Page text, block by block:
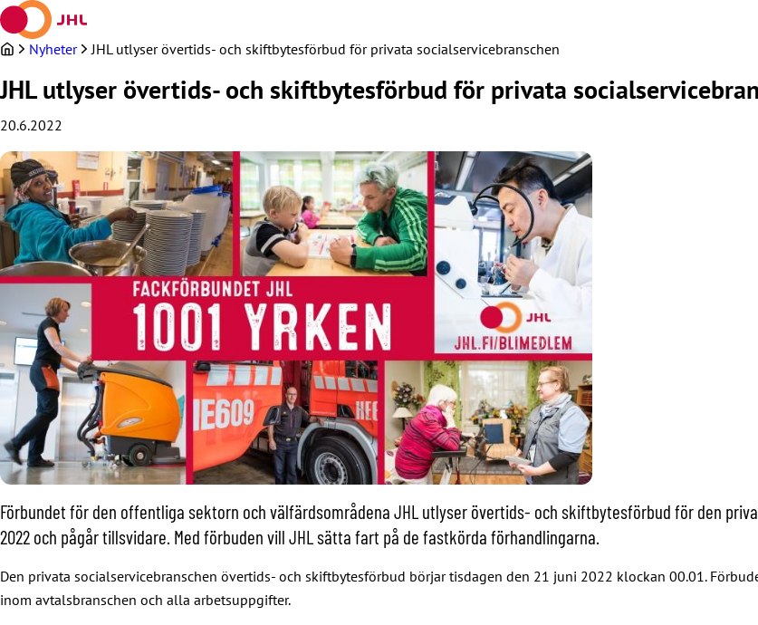
Hoppa
till
innehållet
Nyheter JHL utlyser övertids- och skiftbytesförbud för privata socialservicebranschen
JHL utlyser övertids- och skiftbytesförbud för privata
20.6.2022
Förbundet för den offentliga sektorn och välfärdsområdena JHL utlyser övertids- och skiftbytesförbud för den
2022 och pågår tillsvidare. Med förbuden vill JHL sätta fart på de fastkörda förhandlingarna.
Den privata socialservicebranschen övertids- och skiftbytesförbud börjar tisdagen den 21 juni 2022 klockan 00.01.
inom avtalsbranschen och alla arbetsuppgifter.